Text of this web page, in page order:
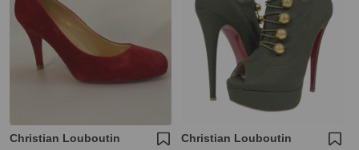
Christian Louboutin Christian Louboutin